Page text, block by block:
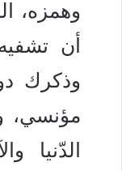
وهمزه،
أن
وذكرك
مؤنسي،
الدّنيا